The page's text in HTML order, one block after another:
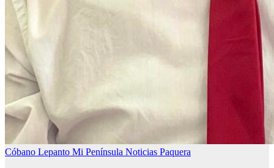
Cóbano Lepanto Mi Península Noticias Paquera